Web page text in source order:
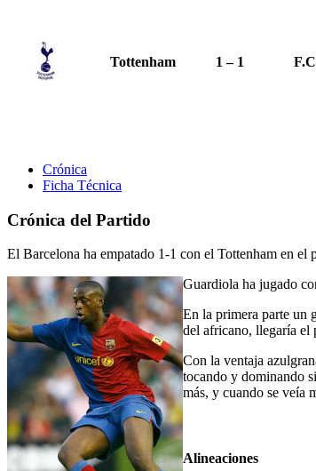
Tottenham 1 – 1
Crónica
Ficha Técnica
Crónica del Partido
El Barcelona ha empatado 1-1 con el Tottenham en el
Guardiola ha jugado
En la primera parte un
del africano, llegaría el
Con la ventaja
tocando y dominando
más, y cuando se veía
Alineaciones